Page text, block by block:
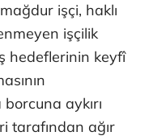
işçi, haklı
işçilik
hedeflerinin keyfî
aykırı
tarafından ağır